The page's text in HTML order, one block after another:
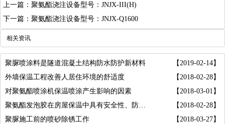
上一篇：聚氨酯浇注设备型号：JNJX-III(H)
下一篇：聚氨酯浇注设备型号：JNJX-Q1600
相关资讯
聚脲喷涂料是隧道混凝土结构防水防护新材料
【2019-02-14】
外墙保温工程改善人居住环境的舒适度
【2018-02-28】
对聚氨酯喷涂机保温喷涂产生影响的因素
【2018-03-01】
【2018-02-28】
聚脲施工前的喷砂除锈工作
【2018-03-27】